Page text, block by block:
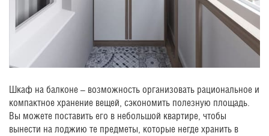
Шкаф на балконе – возможность организовать рациональное и
компактное хранение вещей, сэкономить полезную площадь.
Вы можете поставить его в небольшой квартире, чтобы
вынести на лоджию те предметы, которые негде хранить в